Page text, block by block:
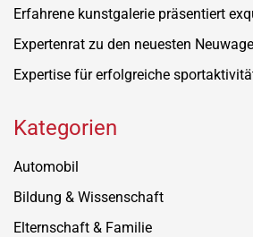
Erfahrene kunstgalerie präsentiert
Expertenrat zu den neuesten
Expertise für erfolgreiche
Kategorien
Automobil
Bildung & Wissenschaft
Elternschaft & Familie